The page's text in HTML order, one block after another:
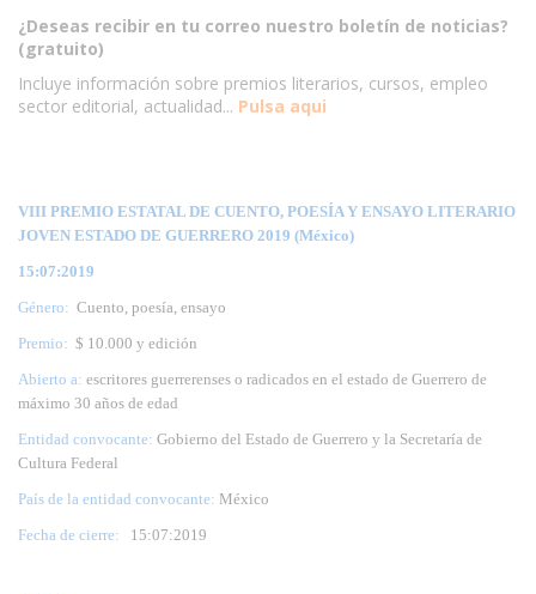
¿Deseas recibir en tu correo nuestro boletín de noticias?
(gratuito)
Incluye información sobre premios literarios, cursos, empleo
sector editorial, actualidad... Pulsa aqui
VIII PREMIO ESTATAL DE CUENTO, POESÍA Y ENSAYO LITERARIO
JOVEN ESTADO DE GUERRERO 2019 (México)
15:07:2019
Género: Cuento, poesía, ensayo
Premio: $ 10.000 y edición
Abierto a: escritores guerrerenses o radicados en el estado de Guerrero de
máximo 30 años de edad
Entidad convocante: Gobierno del Estado de Guerrero y la Secretaría de
Cultura Federal
País de la entidad convocante: México
Fecha de cierre: 15:07:2019